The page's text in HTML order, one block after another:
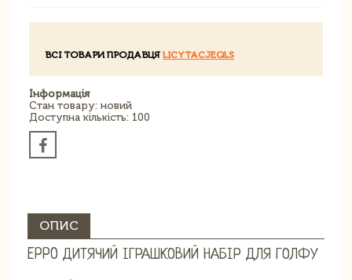
ВСІ ТОВАРИ ПРОДАВЦЯ LICYTACJEQLS
Інформація
Стан товару: новий
Доступна кількість: 100
ОПИС
EPPO ДИТЯЧИЙ ІГРАШКОВИЙ НАБІР ДЛЯ ГОЛФУ